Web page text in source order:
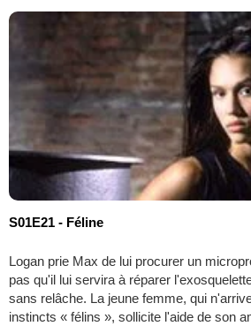
S01E21 - Féline
Logan prie Max de lui procurer un
pas qu'il lui servira à réparer
sans relâche. La jeune femme, qui
instincts « félins », sollicite l'aide de son